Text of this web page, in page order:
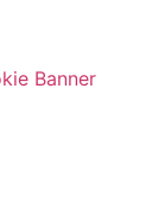
Banner